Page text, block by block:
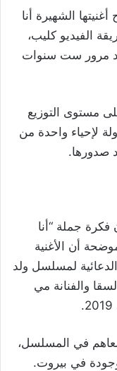
الشهيرة أنا
الفيديو كليب،
مرور ست سنوات
مستوى التوزيع
لإحياء واحدة من
صدورها.
جملة “أنا
أن الأغنية
لمسلسل ولد
والفنانة مي
في المسلسل،
في بيروت.